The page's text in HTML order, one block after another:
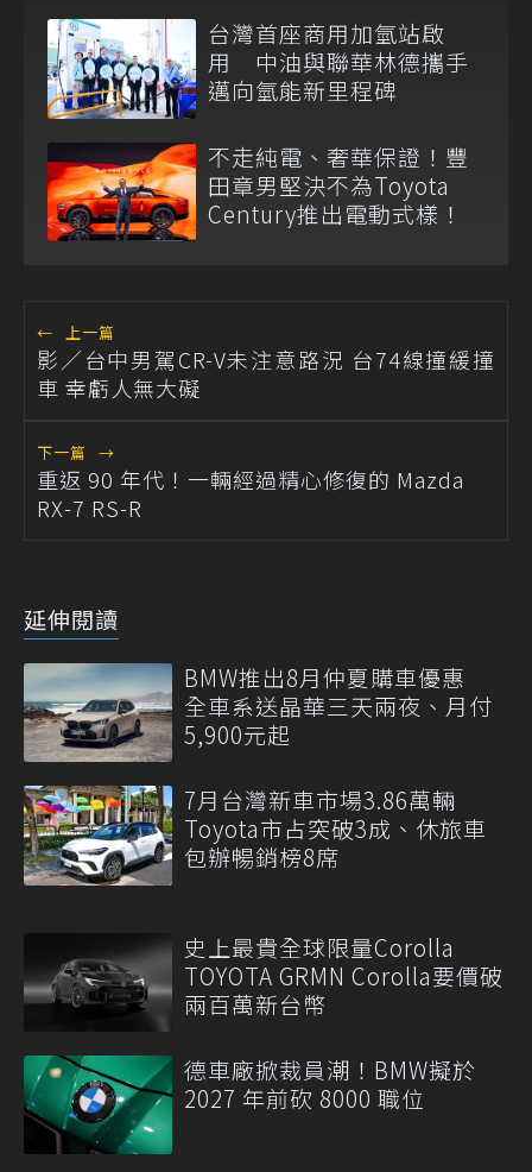
台灣首座商用加氫站啟
用 中油與聯華林德攜手
邁向氫能新里程碑
不走純電、奢華保證！豐
田章男堅決不為Toyota
Century推出電動式樣！
← 上一篇
影／台中男駕CR-V未注意路況 台74線撞緩撞
車 幸虧人無大礙
下一篇 →
重返 90 年代！一輛經過精心修復的 Mazda
RX-7 RS-R
延伸閱讀
BMW推出8月仲夏購車優惠
全車系送晶華三天兩夜、月付
5,900元起
7月台灣新車市場3.86萬輛
Toyota市占突破3成、休旅車
包辦暢銷榜8席
史上最貴全球限量Corolla
TOYOTA GRMN Corolla要價破
兩百萬新台幣
德車廠掀裁員潮！BMW擬於
2027 年前砍 8000 職位